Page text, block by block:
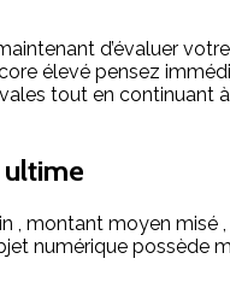
d’évaluer
élevé pensez
tout en continuant
ultime
montant moyen
numérique possède